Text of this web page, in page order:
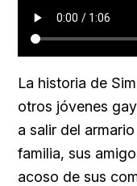
La historia de
otros jóvenes
a salir del
familia, sus
acoso de sus